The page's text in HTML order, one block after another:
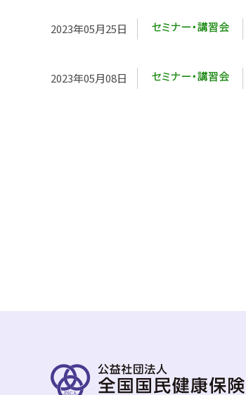
2023年05月25日
2023年05月08日